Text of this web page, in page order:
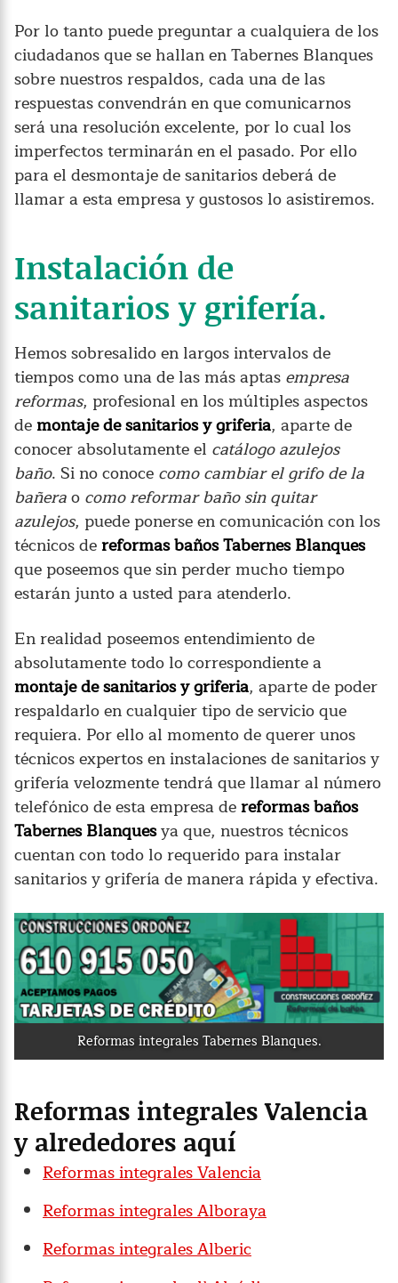
Por lo tanto puede preguntar a cualquiera de los
ciudadanos que se hallan en Tabernes Blanques
sobre nuestros respaldos, cada una de las
respuestas convendrán en que comunicarnos
será una resolución excelente, por lo cual los
imperfectos terminarán en el pasado. Por ello
para el desmontaje de sanitarios deberá de
llamar a esta empresa y gustosos lo asistiremos.
Instalación de
sanitarios y grifería.
Hemos sobresalido en largos intervalos de
tiempos como una de las más aptas empresa
reformas, profesional en los múltiples aspectos
demontaje de sanitarios y griferia, aparte de
conocer absolutamente el catálogo azulejos
baño. Si no conoce como cambiar el grifo de la
bañerao como reformar baño sin quitar
azulejos, puede ponerse en comunicación con los
técnicos dereformas baños Tabernes Blanques
que poseemos que sin perder mucho tiempo
estarán junto a usted para atenderlo.
En realidad poseemos entendimiento de
absolutamente todo lo correspondiente a
montaje de sanitarios y griferia, aparte de poder
respaldarlo en cualquier tipo de servicio que
requiera. Por ello al momento de querer unos
técnicos expertos en instalaciones de sanitarios y
grifería velozmente tendrá que llamar al número
telefónico de esta empresa dereformas baños
Tabernes Blanquesya que, nuestros técnicos
cuentan con todo lo requerido para instalar
sanitarios y grifería de manera rápida y efectiva.
Reformas integrales Tabernes Blanques.
Reformas integrales Valencia
y alrededores aquí
Reformas integrales Valencia
Reformas integrales Alboraya
Reformas integrales Alberic